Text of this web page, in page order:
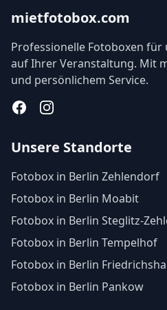
mietfotobox.com
Professionelle Fotoboxen
auf Ihrer Veranstaltung. Mit
und persönlichem Service.
FacebookInstagram
Unsere Standorte
Fotobox in Berlin Zehlendorf
Fotobox in Berlin Moabit
Fotobox in Berlin Steglitz-
Fotobox in Berlin Tempelhof
Fotobox in Berlin
Fotobox in Berlin Pankow